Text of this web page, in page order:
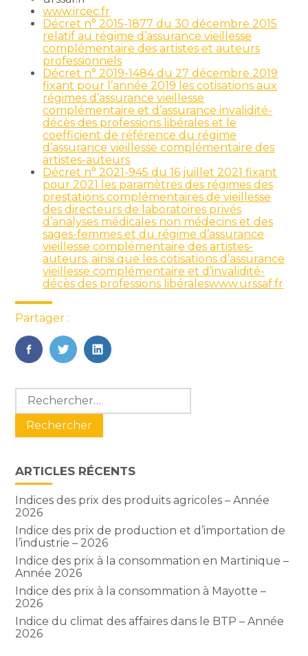
www.ircec.fr
Décret n° 2015-1877 du 30 décembre 2015
relatif au régime d’assurance vieillesse
complémentaire des artistes et auteurs
professionnels
Décret n° 2019-1484 du 27 décembre 2019
fixant pour l’année 2019 les cotisations aux
régimes d’assurance vieillesse
complémentaire et d’assurance invalidité-
décès des professions libérales et le
coefficient de référence du régime
d’assurance vieillesse complémentaire des
artistes-auteurs
Décret n° 2021-945 du 16 juillet 2021 fixant
pour 2021 les paramètres des régimes des
prestations complémentaires de vieillesse
des directeurs de laboratoires privés
d’analyses médicales non médecins et des
sages-femmes et du régime d’assurance
vieillesse complémentaire des artistes-
auteurs, ainsi que les cotisations d’assurance
vieillesse complémentaire et d’invalidité-
décès des professions libéraleswww.urssaf.fr
Partager :
FaceBook
TwitterLinkedIn
Blog
sidebar
Rechercher :
ARTICLES RÉCENTS
Indices des prix des produits agricoles – Année
2026
Indice des prix de production et d’importation de
l’industrie – 2026
Indice des prix à la consommation en Martinique –
Année 2026
Indice des prix à la consommation à Mayotte –
2026
Indice du climat des affaires dans le BTP – Année
2026